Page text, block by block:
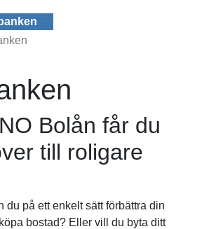
Bolån får du
till roligare
du på ett enkelt sätt förbättra din
bostad? Eller vill du byta ditt